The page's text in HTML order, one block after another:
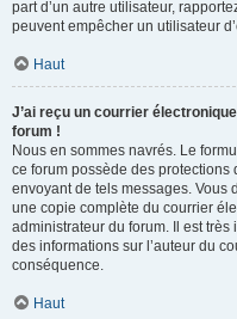
part d’un autre utilisateur,
peuvent empêcher un utilisateur
Haut
J’ai reçu un courrier
forum !
Nous en sommes navrés. Le
ce forum possède des
envoyant de tels messages. Vous
une copie complète du courrier
administrateur du forum. Il est très
des informations sur l’auteur du
conséquence.
Haut